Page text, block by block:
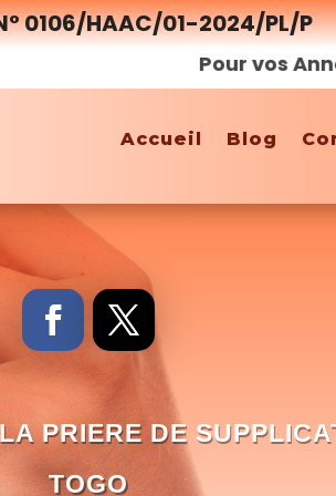
N° 0106/HAAC/01-2024/PL/P
Pour vos
Accueil Blog
PRIERE DE
TOGO